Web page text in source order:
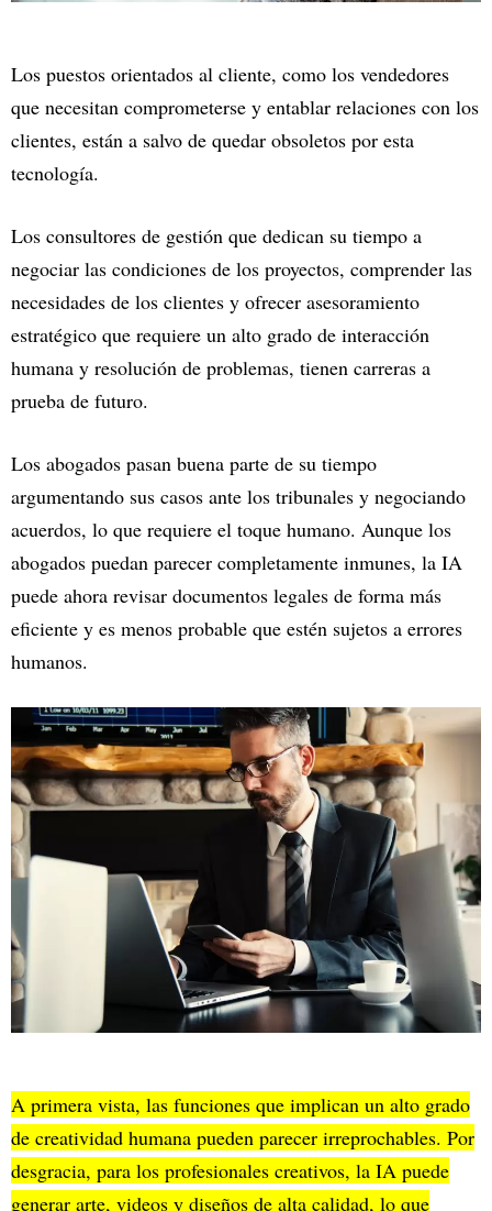
Los puestos orientados al cliente, como los vendedores
que necesitan comprometerse y entablar relaciones con los
clientes, están a salvo de quedar obsoletos por esta
tecnología.
Los consultores de gestión que dedican su tiempo a
negociar las condiciones de los proyectos, comprender las
necesidades de los clientes y ofrecer asesoramiento
estratégico que requiere un alto grado de interacción
humana y resolución de problemas, tienen carreras a
prueba de futuro.
Los abogados pasan buena parte de su tiempo
argumentando sus casos ante los tribunales y negociando
acuerdos, lo que requiere el toque humano. Aunque los
abogados puedan parecer completamente inmunes, la IA
puede ahora revisar documentos legales de forma más
eficiente y es menos probable que estén sujetos a errores
humanos.
A primera vista, las funciones que implican un alto grado
de creatividad humana pueden parecer irreprochables. Por
desgracia, para los profesionales creativos, la IA puede
generar arte, videos y diseños de alta calidad, lo que